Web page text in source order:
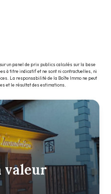
un panel de prix publics calculés sur la base
à titre indicatif et ne sont ni contractuelles, ni
La responsabilité de la Boîte Immo ne peut
et le résultat des estimations.
valeur